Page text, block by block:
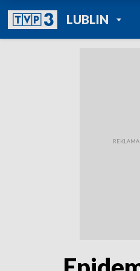
LUBLINPOWRÓT DO
TVP REGIONY